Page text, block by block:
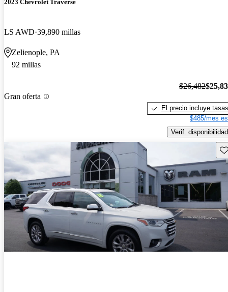
2023 Chevrolet Traverse
LS AWD 39,890 millas
Zelienople, PA
92 millas
Gran oferta
$26,482
El precio incluye tasas
$485/mes
Verif. disponibilidad